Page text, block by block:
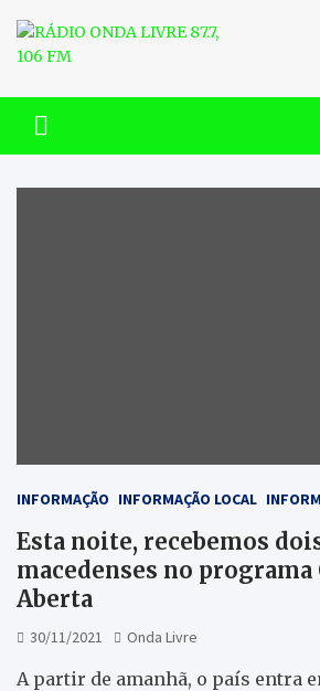
content
RÁDIO ONDA
FM
INFORMAÇÃO INFORMAÇÃO LOCAL
Esta noite, recebemos
macedenses no programa
Aberta
30/11/2021 Onda Livre
A partir de amanhã, o país entra